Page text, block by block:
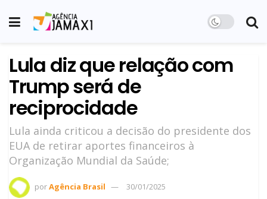
Lula diz que relação com
Trump será de
reciprocidade
Lula ainda criticou a decisão do presidente dos
EUA de retirar aportes financeiros à
Organização Mundial da Saúde;
porAgência Brasil 30/01/2025